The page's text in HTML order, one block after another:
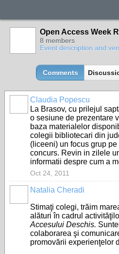
Open Access Week
8 members
Event description and
Comments
Claudia Popescu
La Brasov, cu prilejul
o sesiune de prezentare
baza materialelor
colegii bibliotecari din
(liceeni) un focus grup
concurs. Revin in zilele
informatii despre cum a
Oct 24, 2011
Natalia Cheradi
Stimaţi colegi, trăim
alături în cadrul
Accesului Deschis.
colaborarea şi
promovării experienţelor